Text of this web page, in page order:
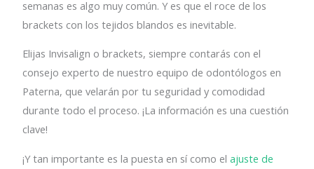
semanas es algo muy común. Y es que el roce de los
brackets con los tejidos blandos es inevitable.
Elijas Invisalign o brackets, siempre contarás con el
consejo experto de nuestro equipo de odontólogos en
Paterna, que velarán por tu seguridad y comodidad
durante todo el proceso. ¡La información es una cuestión
clave!
¡Y tan importante es la puesta en sí como elajuste de